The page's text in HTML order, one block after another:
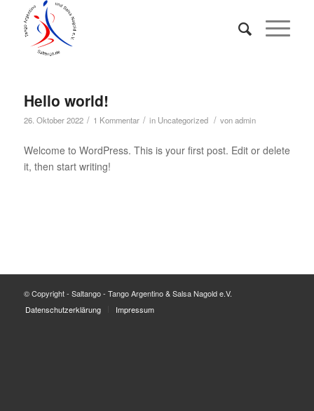
Hello world!
26. Oktober 2022 / 1 Kommentar / in Uncategorized / vonadmin
Welcome to WordPress. This is your first post. Edit or delete
it, then start writing!
© Copyright - Saltango - Tango Argentino & Salsa Nagold e.V.
Datenschutzerklärung
Impressum